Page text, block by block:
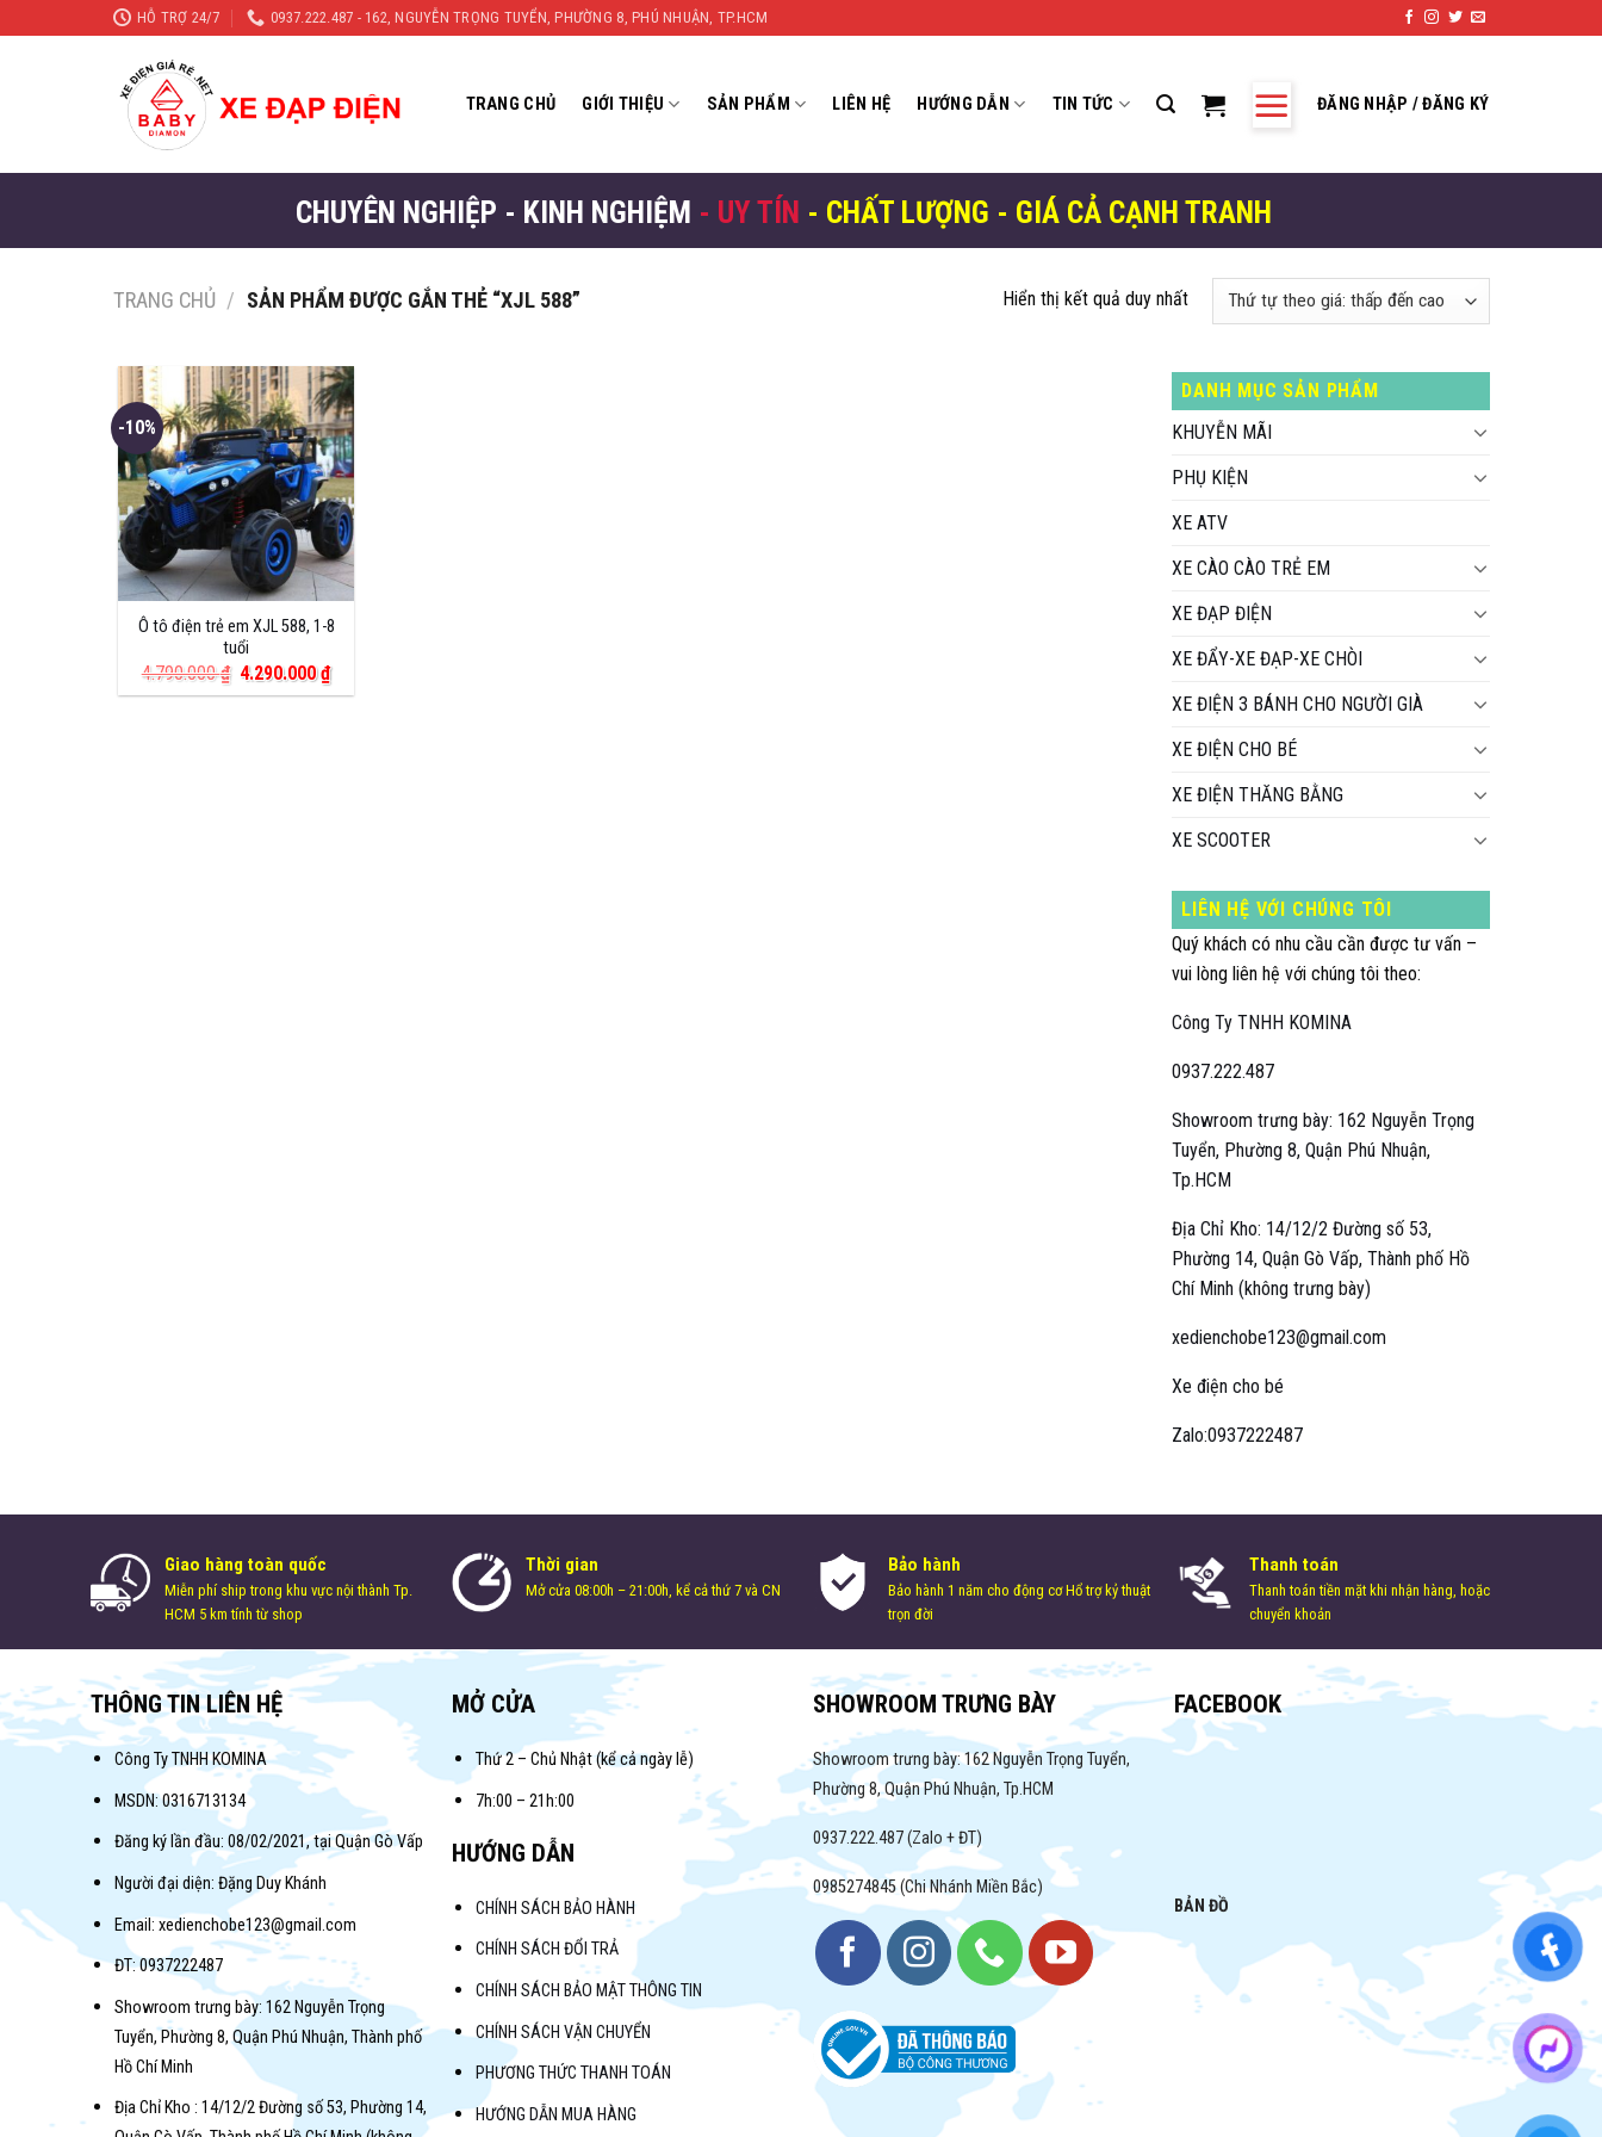
to
HỖ TRỢ 24/7 0937.222.487 - 162, NGUYỄN TRỌNG TUYỂN, PHƯỜNG 8, PHÚ NHUẬN, TP.HCM
TRANG CHỦ GIỚI THIỆU SẢN PHẨM LIÊN HỆ HƯỚNG DẪN TIN TỨC ĐĂNG NHẬP / ĐĂNG KÝ
CHUYÊN NGHIỆP - KINH NGHIỆM - UY TÍN - CHẤT LƯỢNG - GIÁ CẢ CẠNH TRANH
TRANG CHỦ / SẢN PHẨM ĐƯỢC GẮN THẺ “XJL 588” Hiển thị kết quả duy nhất
-10%
Ô tô điện trẻ em XJL 588, 1-8
tuổi
4.790.000₫ Giá
gốc
4.290.000₫Giá
hiện
DANH MỤC SẢN PHẨM
KHUYỄN MÃI
PHỤ KIỆN
XE ATV
XE CÀO CÀO TRẺ EM
XE ĐẠP ĐIỆN
XE ĐẨY-XE ĐẠP-XE CHÒI
XE ĐIỆN 3 BÁNH CHO NGƯỜI GIÀ
XE ĐIỆN CHO BÉ
XE ĐIỆN THĂNG BẰNG
XE SCOOTER
LIÊN HỆ VỚI CHÚNG TÔI
Quý khách có nhu cầu cần được tư vấn –
vui lòng liên hệ với chúng tôi theo:
Công Ty TNHH KOMINA
0937.222.487
Showroom trưng bày: 162 Nguyễn Trọng
Tuyển, Phường 8, Quận Phú Nhuận,
Tp.HCM
Địa Chỉ Kho: 14/12/2 Đường số 53,
Phường 14, Quận Gò Vấp, Thành phố Hồ
Chí Minh (không trưng bày)
xedienchobe123@gmail.com
Xe điện cho bé
Zalo:0937222487
Giao hàng toàn quốc
Miễn phí ship trong khu vực nội thành Tp.
HCM 5 km tính từ shop
Thời gian
Mở cửa 08:00h – 21:00h, kể cả thứ 7 và CN
Bảo hành
Bảo hành 1 năm cho động cơ Hổ trợ kỷ thuật
trọn đời
Thanh toán
Thanh toán tiền mặt khi nhận hàng, hoặc
chuyển khoản
THÔNG TIN LIÊN HỆ
Công Ty TNHH KOMINA
MSDN: 0316713134
Đăng ký lần đầu: 08/02/2021, tại Quận Gò Vấp
Người đại diện: Đặng Duy Khánh
Email: xedienchobe123@gmail.com
ĐT: 0937222487
Showroom trưng bày: 162 Nguyễn Trọng
Tuyển, Phường 8, Quận Phú Nhuận, Thành phố
Hồ Chí Minh
Địa Chỉ Kho : 14/12/2 Đường số 53, Phường 14,
MỞ CỬA
Thứ 2 – Chủ Nhật (kể cả ngày lễ)
7h:00 – 21h:00
HƯỚNG DẪN
CHÍNH SÁCH BẢO HÀNH
CHÍNH SÁCH ĐỔI TRẢ
CHÍNH SÁCH BẢO MẬT THÔNG TIN
CHÍNH SÁCH VẬN CHUYỂN
PHƯƠNG THỨC THANH TOÁN
HƯỚNG DẪN MUA HÀNG
SHOWROOM TRƯNG BÀY
Showroom trưng bày: 162 Nguyễn Trọng Tuyển,
Phường 8, Quận Phú Nhuận, Tp.HCM
0937.222.487 (Zalo + ĐT)
0985274845 (Chi Nhánh Miền Bắc)
FACEBOOK
BẢN ĐỒ